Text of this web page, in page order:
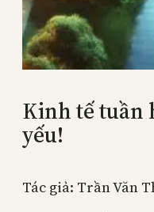
Kinh tế tuần
yếu!
Tác giả: Trần Văn